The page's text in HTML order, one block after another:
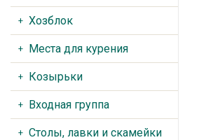
Хозблок
Места для курения
Козырьки
Входная группа
Столы, лавки и скамейки